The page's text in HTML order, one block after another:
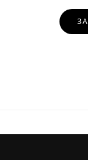
Навигация